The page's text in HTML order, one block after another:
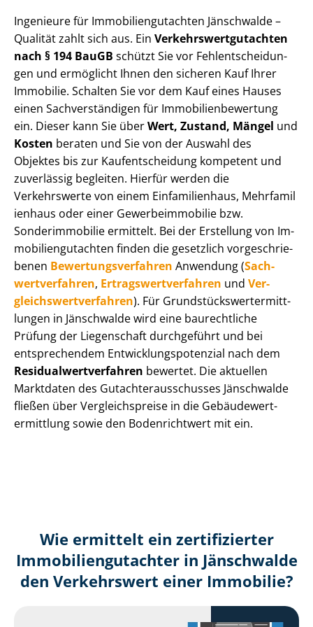
Ingenieure für Im­mo­bi­li­en­gut­ach­ten Jänschwalde –
Qualität zahlt sich aus. Ein Ver­kehrs­wert­gut­ach­ten
nach § 194 BauGB schützt Sie vor Fehl­ent­schei­dun­
gen und ermöglicht Ihnen den sicheren Kauf Ihrer
Immobilie. Schalten Sie vor dem Kauf eines Hauses
einen Sach­ver­stän­di­gen für Im­mo­bi­li­en­be­wer­tung
ein. Dieser kann Sie überWert, Zustand, Mängel und
Kosten beraten und Sie von der Auswahl des
Objektes bis zur Kauf­ent­schei­dung kompetent und
zuverlässig begleiten. Hierfür werden die
Verkehrswerte von einem Einfamilienhaus, Mehr­fa­mi­l
i­en­haus oder einer Ge­wer­be­im­mo­bi­lie bzw.
Sonderimmobilie ermittelt. Bei der Erstellung von Im­
mo­bi­li­en­gut­ach­ten finden die gesetzlich vor­ge­schrie­
be­nen Be­wer­tungs­ver­fah­ren Anwendung (Sach­
wert­ver­fah­ren, Er­trags­wert­ver­fah­ren und Ver­
gleichs­wert­ver­fah­ren). Für Grund­stücks­wert­ermitt­
lun­gen in Jänschwalde wird eine baurechtliche
Prüfung der Liegenschaft durchgeführt und bei
entsprechendem Ent­wick­lungs­po­ten­zi­al nach dem
Re­si­du­al­wert­ver­fah­ren bewertet. Die aktuellen
Marktdaten des Gut­ach­ter­aus­schus­ses Jänschwalde
fließen über Ver­gleichs­prei­se in die Ge­bäu­de­wert­
ermitt­lung sowie den Bodenrichtwert mit ein.
Wie ermittelt ein zertifizierter
Immobilien­gutachter in Jänschwalde
den Verkehrswert einer Immobilie?